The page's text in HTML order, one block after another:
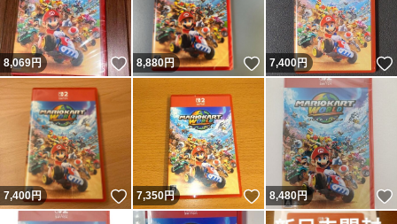
8,069円 いいね！
8,880円 いいね！
7,400円
7,400円 いいね！
7,350円 いいね！
8,480円